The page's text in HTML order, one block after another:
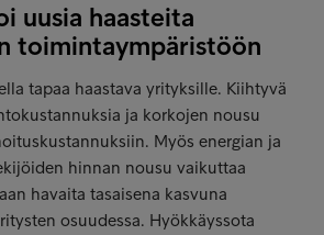
uusia haasteita
toimintaympäristöön
tapaa haastava yrityksille. Kiihtyvä
ja korkojen nousu
Myös energian ja
hinnan nousu vaikuttaa
havaita tasaisena kasvuna
osuudessa. Hyökkäyssota